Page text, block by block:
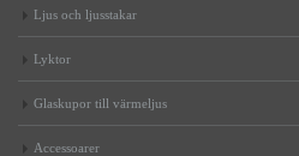
Ljus och ljusstakar
Lyktor
Glaskupor till värmeljus
Accessoarer